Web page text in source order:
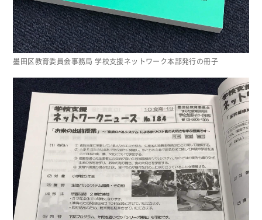
墨田区教育委員会事務局 学校支援ネットワーク本部発行の冊子